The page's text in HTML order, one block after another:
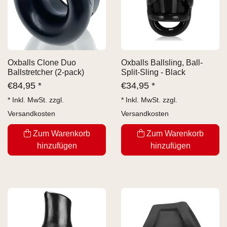
Oxballs Clone Duo
Ballstretcher (2-pack)
€84,95 *
* Inkl. MwSt. zzgl.
Versandkosten
Zum Warenkorb
hinzufügen
Oxballs Ballsling, Ball-
Split-Sling - Black
€34,95 *
* Inkl. MwSt. zzgl.
Versandkosten
Zum Warenkorb
hinzufügen